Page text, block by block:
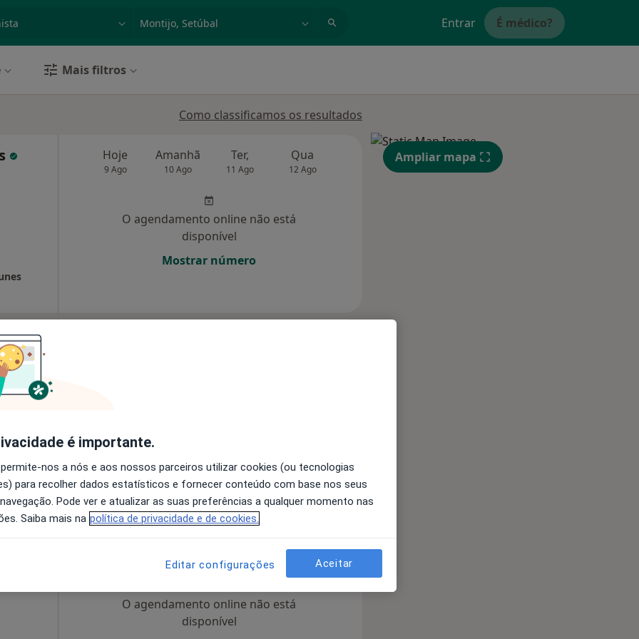
p. ex. Lisboa Entrar É médico?
Mais filtros
Como classificamos os resultados
Hoje
9 Ago
Amanhã
10 Ago
Ter,
11 Ago
Qua
12 Ago
Sex, Sáb,
15 Ago
O agendamento online não está
disponível
Mostrar número
Solicite um atendimento
O agendamento online não está
disponível
Ampliar mapa
é importante.
nos a nós e aos nossos parceiros utilizar cookies (ou tecnologias
para recolher dados estatísticos e fornecer conteúdo com base nos seus
Pode ver e atualizar as suas preferências a qualquer momento nas
Saiba mais na política de privacidade e de cookies.
Editar configurações Aceitar